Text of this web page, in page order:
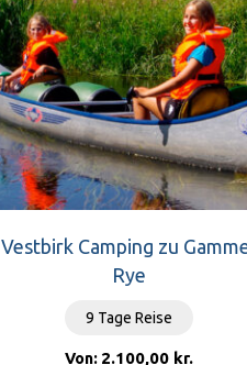
Vestbirk Camping zu
Rye
9 Tage Reise
Von: 2.100,00 kr.